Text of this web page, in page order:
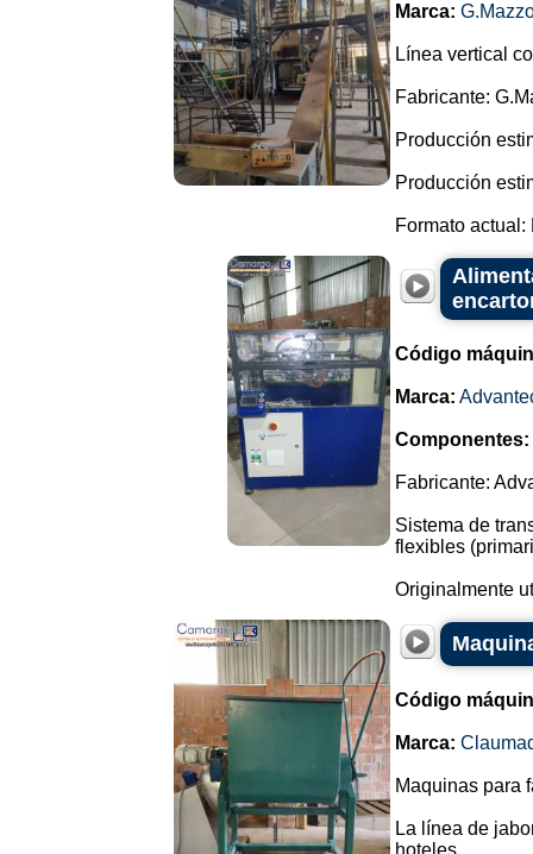
Marca:
Línea vertical
Fabricante:
Producción
Producción
Formato actual:
Código
Marca:
Componentes:
Fabricante:
Sistema de
flexibles
Originalmente
Código
Marca:
Maquinas para
La línea de
hoteles.